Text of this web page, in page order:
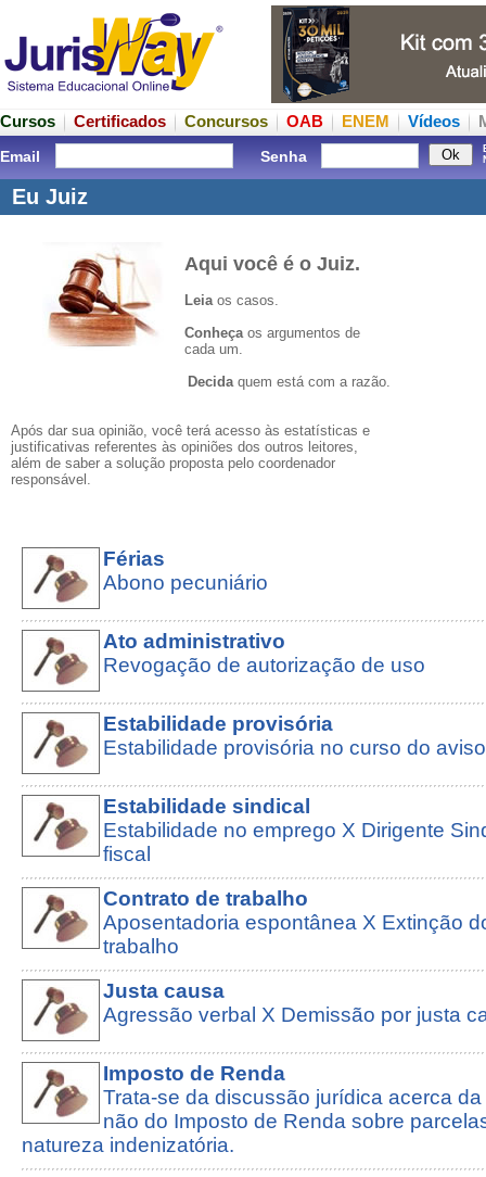
Cursos Certificados Concursos OAB ENEM Vídeos
Email Senha
Eu Juiz
Aqui você é o Juiz.
Leiaos casos.
Conheçaos argumentos de
cada um.
Decidaquem está com a razão.
Após dar sua opinião, você terá acesso às estatísticas e
justificativas referentes às opiniões dos outros leitores,
além de saber a solução proposta pelo coordenador
responsável.
Férias
Abono pecuniário
Ato administrativo
Revogação de autorização de uso
Estabilidade provisória
Estabilidade provisória no curso do
Estabilidade sindical
Estabilidade no emprego X Dirigente
fiscal
Contrato de trabalho
Aposentadoria espontânea X Extinção
trabalho
Justa causa
Agressão verbal X Demissão por justa
Imposto de Renda
Trata-se da discussão jurídica acerca
não do Imposto de Renda sobre
natureza indenizatória.